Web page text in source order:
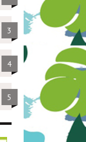
3
4
5